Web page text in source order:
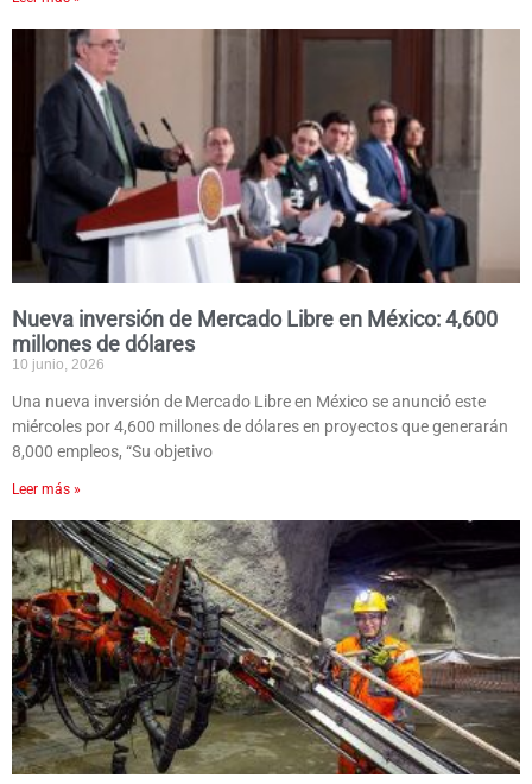
Nueva inversión de Mercado Libre en México: 4,600
millones de dólares
10 junio, 2026
Una nueva inversión de Mercado Libre en México se anunció este
miércoles por 4,600 millones de dólares en proyectos que generarán
8,000 empleos, “Su objetivo
Leer más »